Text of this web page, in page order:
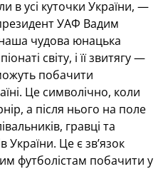
в усі куточки України, —
УАФ Вадим
чудова юнацька
світу, і її звитягу —
побачити
Це символічно, коли
а після нього на поле
гравці та
України. Це є зв’язок
футболістам побачити у